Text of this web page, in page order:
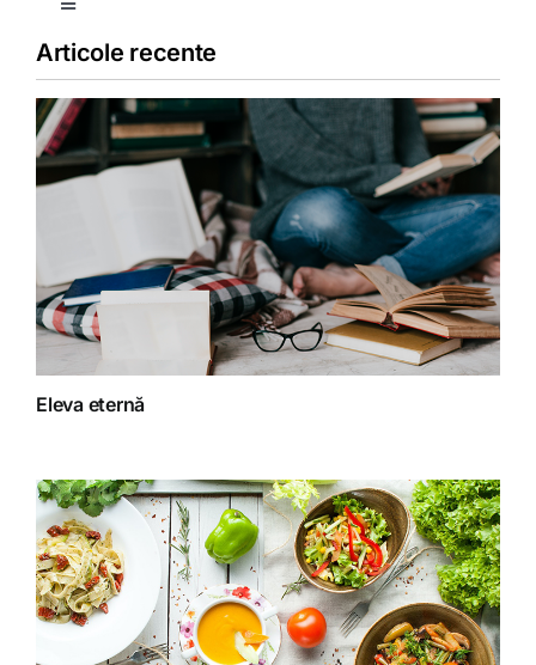
Toggle
Copii
Detoxifiere
Fără categorie
Fitoterapie
Homeopatie
Retete fructariene
Articole recente
Eleva eternă